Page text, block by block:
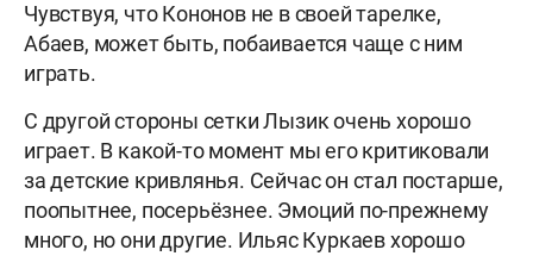
Чувствуя, что Кононов не в своей тарелке,
Абаев, может быть, побаивается чаще с ним
играть.
С другой стороны сетки Лызик очень хорошо
играет. В какой-то момент мы его критиковали
за детские кривлянья. Сейчас он стал постарше,
поопытнее, посерьёзнее. Эмоций по-прежнему
много, но они другие. Ильяс Куркаев хорошо